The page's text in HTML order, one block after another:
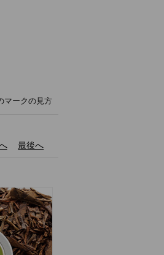
マークの見方
最後へ